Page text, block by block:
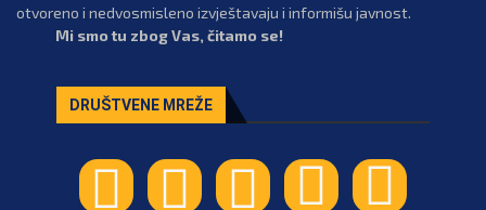
otvoreno i nedvosmisleno izvještavaju i informišu javnost.
Mi smo tu zbog Vas, čitamo se!
DRUŠTVENE MREŽE